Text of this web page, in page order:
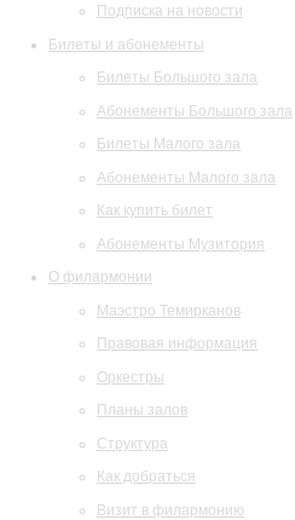
Подписка на новости
Билеты и абонементы
Билеты Большого зала
Абонементы Большого зала
Билеты Малого зала
Абонементы Малого зала
Как купить билет
Абонементы Музитория
О филармонии
Маэстро Темирканов
Правовая информация
Оркестры
Планы залов
Структура
Как добраться
Визит в филармонию